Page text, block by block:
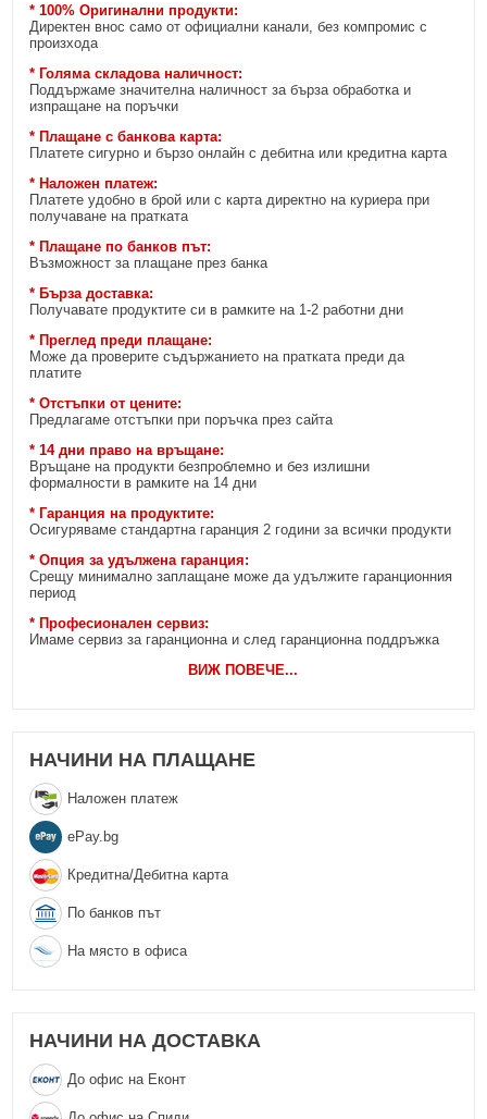
* 100% Оригинални продукти:
Директен внос само от официални канали, без компромис с
произхода
* Голяма складова наличност:
Поддържаме значителна наличност за бърза обработка и
изпращане на поръчки
* Плащане с банкова карта:
Платете сигурно и бързо онлайн с дебитна или кредитна карта
* Наложен платеж:
Платете удобно в брой или с карта директно на куриера при
получаване на пратката
* Плащане по банков път:
Възможност за плащане през банка
* Бърза доставка:
Получавате продуктите си в рамките на 1-2 работни дни
* Преглед преди плащане:
Може да проверите съдържанието на пратката преди да
платите
* Отстъпки от цените:
Предлагаме отстъпки при поръчка през сайта
* 14 дни право на връщане:
Връщане на продукти безпроблемно и без излишни
формалности в рамките на 14 дни
* Гаранция на продуктите:
Осигуряваме стандартна гаранция 2 години за всички продукти
* Опция за удължена гаранция:
Срещу минимално заплащане може да удължите гаранционния
период
* Професионален сервиз:
Имаме сервиз за гаранционна и след гаранционна поддръжка
ВИЖ ПОВЕЧЕ...
НАЧИНИ НА ПЛАЩАНЕ
Наложен платеж
еPay.bg
Кредитна/Дебитна карта
По банков път
На място в офиса
НАЧИНИ НА ДОСТАВКА
До офис на Еконт